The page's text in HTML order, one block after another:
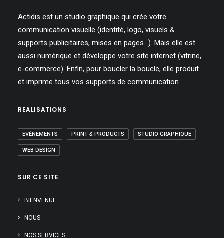
Actidis est un studio graphique qui crée votre
communication visuelle (identité, logo, visuels &
supports publicitaires, mises en pages…). Mais elle est
aussi numérique et développe votre site internet (vitrine,
e-commerce). Enfin, pour boucler la boucle, elle produit
et imprime tous vos supports de communication.
REALISATIONS
EVÉNEMENTS PRINT & PRODUCTS STUDIO GRAPHIQUE
WEB DESIGN
SUR CE SITE
BIENVENUE
NOUS
NOS SERVICES